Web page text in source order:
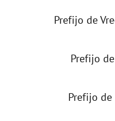
Prefijo de
Prefijo
Prefijo de